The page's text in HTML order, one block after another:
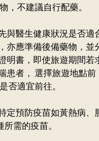
藥物，不建議自行
與醫生健康狀況是否
亦應準備後備藥物，
明書，即使旅遊期間
患者， 選擇旅遊地點
否適宜前往。
定預防疫苗如黃熱病
需的疫苗。